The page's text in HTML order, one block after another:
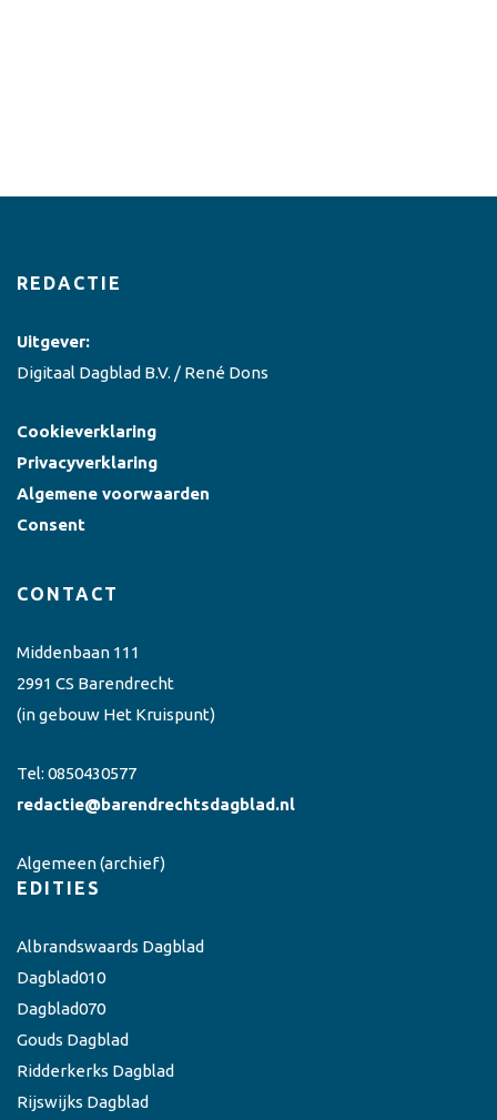
REDACTIE
Uitgever:
Digitaal Dagblad B.V. / René Dons
Cookieverklaring
Privacyverklaring
Algemene voorwaarden
Consent
CONTACT
Middenbaan 111
2991 CS Barendrecht
(in gebouw Het Kruispunt)
Tel: 0850430577
redactie@barendrechtsdagblad.nl
Algemeen(archief)
EDITIES
Albrandswaards Dagblad
Dagblad010
Dagblad070
Gouds Dagblad
Ridderkerks Dagblad
Rijswijks Dagblad